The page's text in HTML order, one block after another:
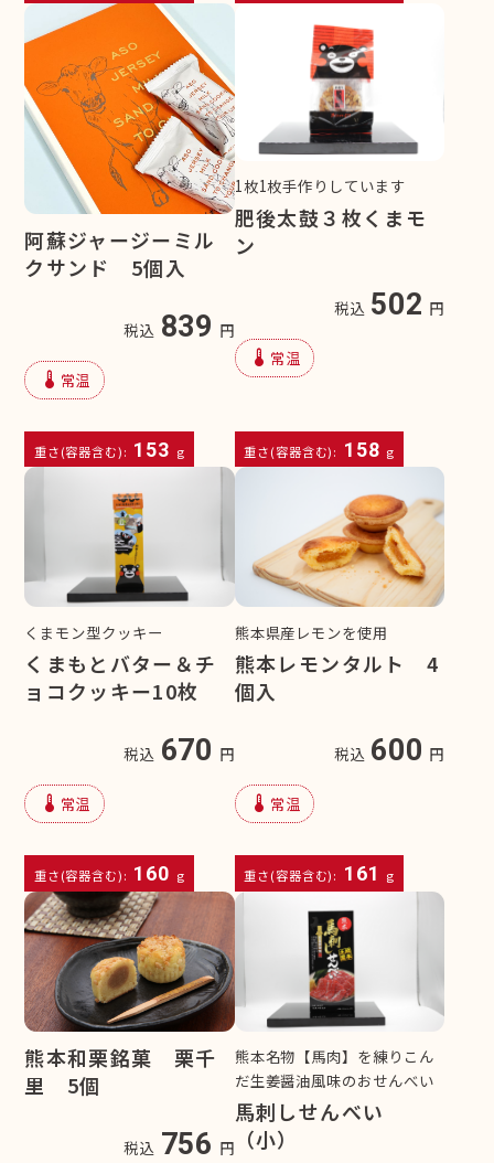
阿蘇ジャージーミル
クサンド 5個入
税込 839 円
device_thermostat 常温
重さ(容器含む): 153 g
1枚1枚手作りしています
肥後太鼓３枚くまモ
ン
税込 502 円
device_thermostat 常温
重さ(容器含む): 158 g
くまモン型クッキー
くまもとバター＆チ
ョコクッキー10枚
税込 670 円
device_thermostat 常温
重さ(容器含む): 160 g
熊本県産レモンを使用
熊本レモンタルト 4
個入
税込 600 円
device_thermostat 常温
重さ(容器含む): 161 g
熊本和栗銘菓 栗千
里 5個
税込 756 円
熊本名物【馬肉】を練りこん
だ生姜醤油風味のおせんべい
馬刺しせんべい
（小）